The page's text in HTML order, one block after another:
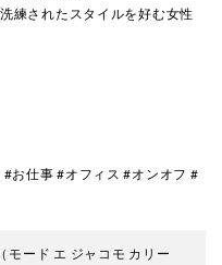
練されたスタイルを好む女性
お仕事 #オフィス #オンオフ #
（モード エ ジャコモ カリー